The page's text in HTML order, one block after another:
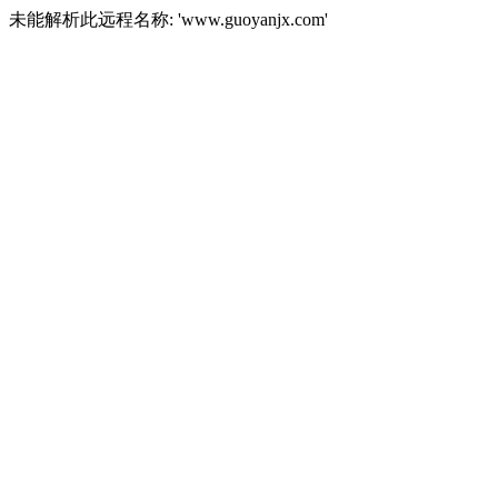
未能解析此远程名称: 'www.guoyanjx.com'